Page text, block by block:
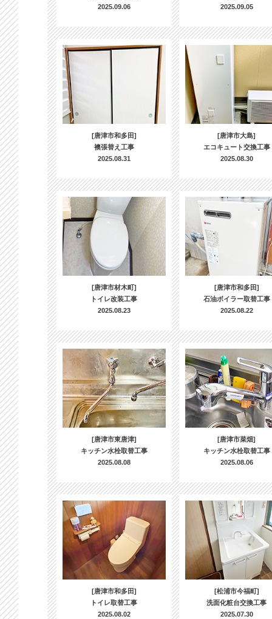
2025.09.06
2025.09.05
[唐津市和多田]
襖張替え工事
2025.08.31
[唐津市大島]
エコキュート交換工事
2025.08.30
[唐津市材木町]
トイレ改装工事
2025.08.23
[唐津市和多田]
石油ボイラー取替工事
2025.08.22
[唐津市東唐津]
キッチン水栓取替工事
2025.08.08
[唐津市菜畑]
キッチン水栓取替工事
2025.08.06
[唐津市和多田]
トイレ取替工事
2025.08.02
[松浦市今福町]
洗面化粧台交換工事
2025.07.30